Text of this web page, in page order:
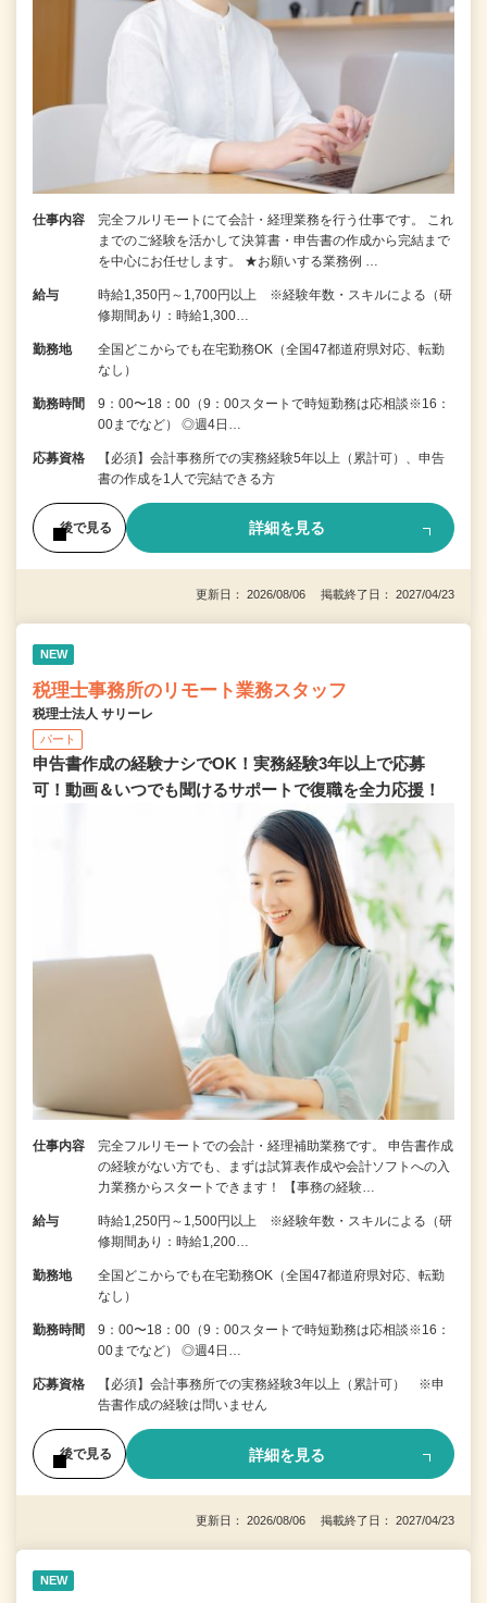
仕事内容
完全フルリモートにて会計・経理業務を行う仕事です。 これ
までのご経験を活かして決算書・申告書の作成から完結まで
を中⼼にお任せします。 ★お願いする業務例 …
給与
時給1,350円～1,700円以上 ※経験年数・スキルによる（研
修期間あり：時給1,300…
勤務地
全国どこからでも在宅勤務OK（全国47都道府県対応、転勤
なし）
勤務時間
9：00〜18：00（9：00スタートで時短勤務は応相談※16：
00までなど） ◎週4日…
応募資格
【必須】会計事務所での実務経験5年以上（累計可）、申告
書の作成を1人で完結できる方
後で見る 詳細を見る
更新日： 2026/08/06 掲載終了日： 2027/04/23
NEW
税理士事務所のリモート業務スタッフ
税理士法人 サリーレ
パート
申告書作成の経験ナシでOK！実務経験3年以上で応募
可！動画＆いつでも聞けるサポートで復職を全⼒応援！
仕事内容
完全フルリモートでの会計・経理補助業務です。 申告書作成
の経験がない⽅でも、まずは試算表作成や会計ソフトへの⼊
⼒業務からスタートできます！ 【事務の経験…
給与
時給1,250円～1,500円以上 ※経験年数・スキルによる（研
修期間あり：時給1,200…
勤務地
全国どこからでも在宅勤務OK（全国47都道府県対応、転勤
なし）
勤務時間
9：00〜18：00（9：00スタートで時短勤務は応相談※16：
00までなど） ◎週4日…
応募資格
【必須】会計事務所での実務経験3年以上（累計可） ※申
告書作成の経験は問いません
後で見る 詳細を見る
更新日： 2026/08/06 掲載終了日： 2027/04/23
NEW